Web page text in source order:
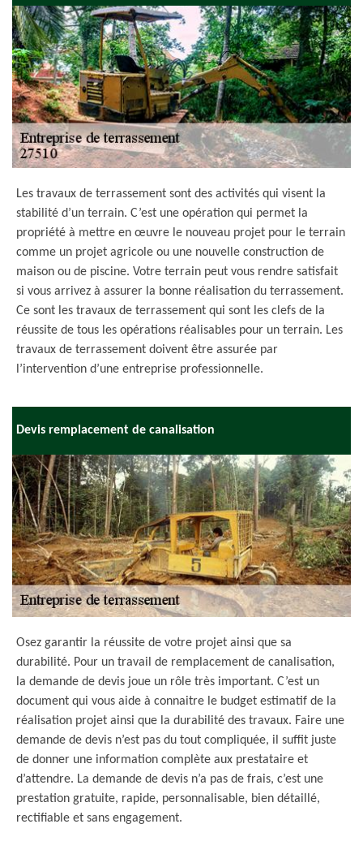
Les travaux de terrassement sont des activités qui visent la
stabilité d’un terrain. C’est une opération qui permet la
propriété à mettre en œuvre le nouveau projet pour le terrain
comme un projet agricole ou une nouvelle construction de
maison ou de piscine. Votre terrain peut vous rendre satisfait
si vous arrivez à assurer la bonne réalisation du terrassement.
Ce sont les travaux de terrassement qui sont les clefs de la
réussite de tous les opérations réalisables pour un terrain. Les
travaux de terrassement doivent être assurée par
l’intervention d’une entreprise professionnelle.
Devis remplacement de canalisation
Osez garantir la réussite de votre projet ainsi que sa
durabilité. Pour un travail de remplacement de canalisation,
la demande de devis joue un rôle très important. C’est un
document qui vous aide à connaitre le budget estimatif de la
réalisation projet ainsi que la durabilité des travaux. Faire une
demande de devis n’est pas du tout compliquée, il suffit juste
de donner une information complète aux prestataire et
d’attendre. La demande de devis n’a pas de frais, c’est une
prestation gratuite, rapide, personnalisable, bien détaillé,
rectifiable et sans engagement.